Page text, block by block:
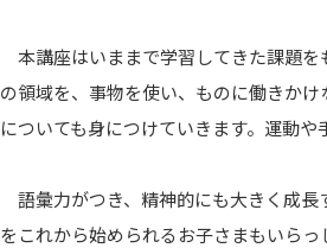
本講座はいままで学習してきた課題を
の領域を、事物を使い、ものに働きか
についても身につけていきます。運動
語彙力がつき、精神的にも大きく成長
をこれから始められるお子さまもいら